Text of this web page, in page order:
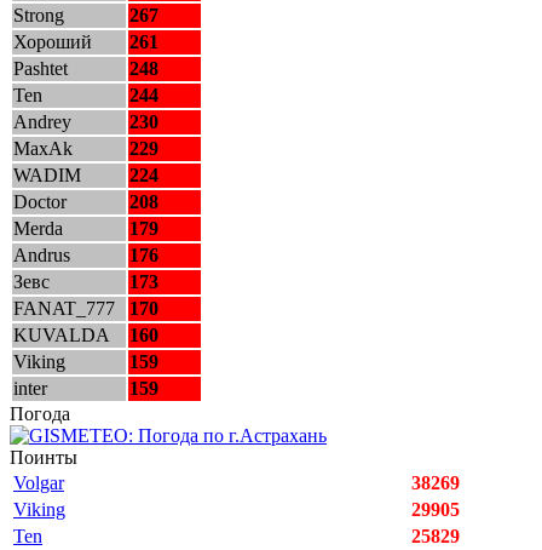
Strong
267
Хороший
261
Pashtet
248
Ten
244
Andrey
230
MaxAk
229
WADIM
224
Doctor
208
Merda
179
Andrus
176
Зевс
173
FANAT_777
170
KUVALDA
160
Viking
159
inter
159
Погода
Поинты
Volgar
38269
Viking
29905
Ten
25829